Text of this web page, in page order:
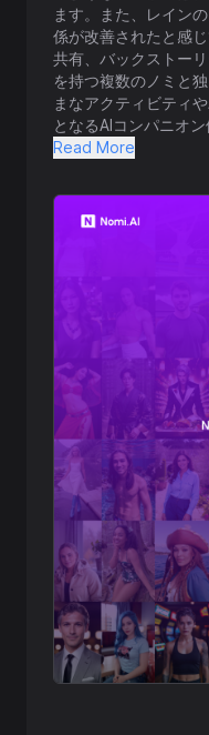
ます。また、レイン
係が改善されたと感
共有、バックストー
を持つ複数のノミと
まなアクティビティ
となるAIコンパニオ
Read More